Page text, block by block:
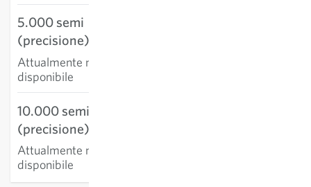
5.000 semi
(precisione)
Attualmente non
disponibile
10.000 semi
(precisione)
Attualmente non
disponibile